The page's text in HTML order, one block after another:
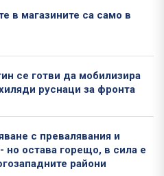
в магазините са само в
се готви да мобилизира
руснаци за фронта
с превалявания и
но остава горещо, в сила е
райони